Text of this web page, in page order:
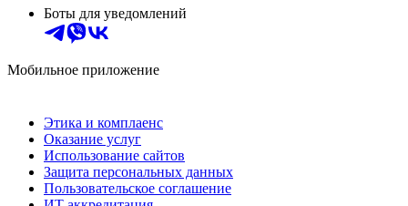
Боты для уведомлений
Мобильное приложение
Этика и комплаенс
Оказание услуг
Использование сайтов
Защита персональных данных
Пользовательское соглашение